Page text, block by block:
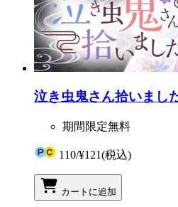
泣き虫鬼さん拾いまし
期間限定無料
110/¥121(税込)
カートに追加